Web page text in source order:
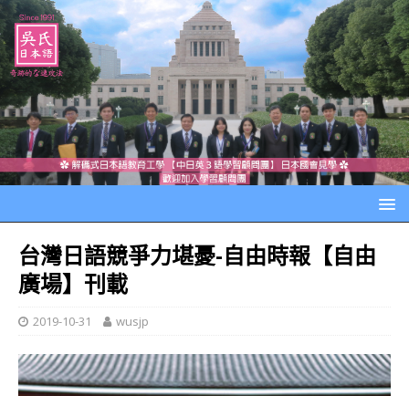
台灣日語競爭力堪憂-自由時報【自由
廣場】刊載
2019-10-31 wusjp